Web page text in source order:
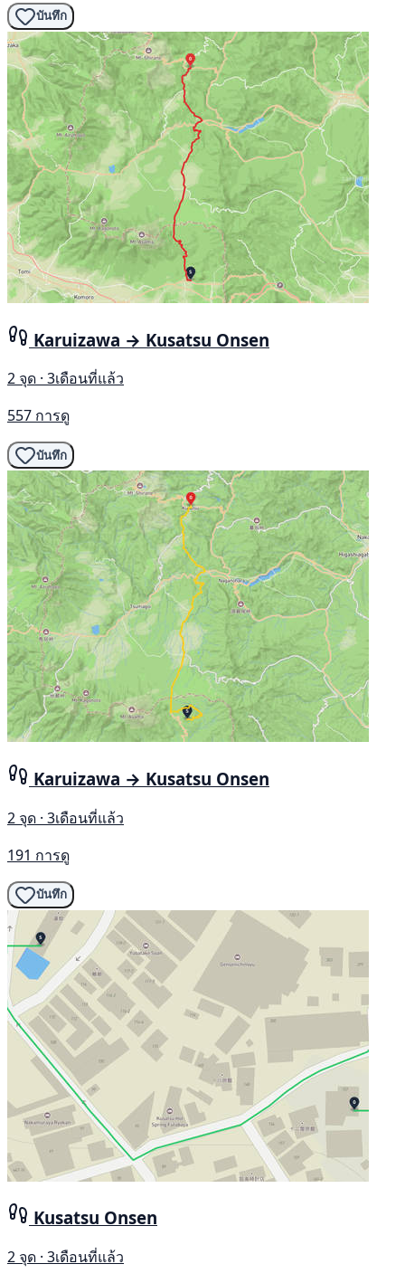
บันทึก
Karuizawa → Kusatsu Onsen
2 จุด · 3เดือนที่แล้ว
557 การดู
บันทึก
Karuizawa → Kusatsu Onsen
2 จุด · 3เดือนที่แล้ว
191 การดู
บันทึก
Kusatsu Onsen
2 จุด · 3เดือนที่แล้ว